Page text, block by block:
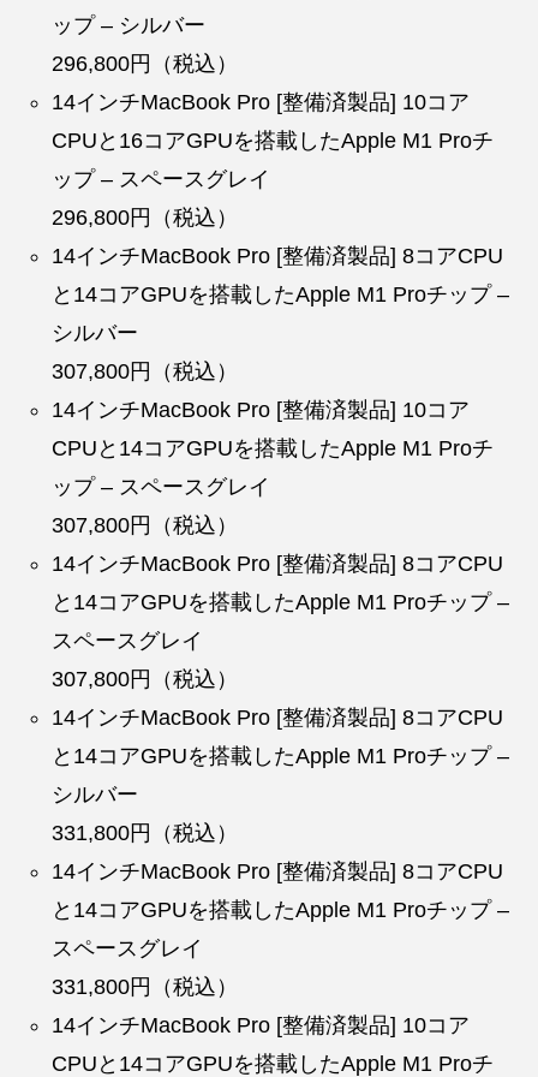
ップ – シルバー
296,800円（税込）
14インチMacBook Pro [整備済製品] 10コア
CPUと16コアGPUを搭載したApple M1 Proチ
ップ – スペースグレイ
296,800円（税込）
14インチMacBook Pro [整備済製品] 8コアCPU
と14コアGPUを搭載したApple M1 Proチップ –
シルバー
307,800円（税込）
14インチMacBook Pro [整備済製品] 10コア
CPUと14コアGPUを搭載したApple M1 Proチ
ップ – スペースグレイ
307,800円（税込）
14インチMacBook Pro [整備済製品] 8コアCPU
と14コアGPUを搭載したApple M1 Proチップ –
スペースグレイ
307,800円（税込）
14インチMacBook Pro [整備済製品] 8コアCPU
と14コアGPUを搭載したApple M1 Proチップ –
シルバー
331,800円（税込）
14インチMacBook Pro [整備済製品] 8コアCPU
と14コアGPUを搭載したApple M1 Proチップ –
スペースグレイ
331,800円（税込）
14インチMacBook Pro [整備済製品] 10コア
CPUと14コアGPUを搭載したApple M1 Proチ